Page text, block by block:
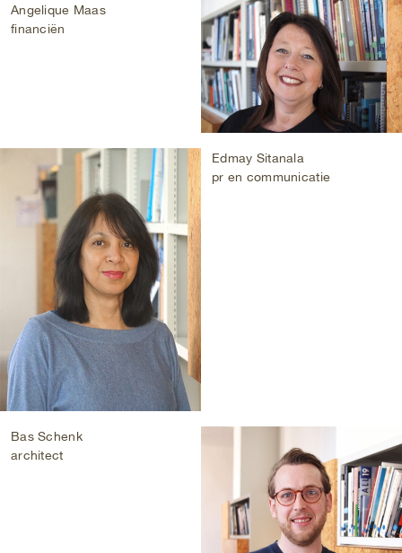
Angelique Maas
financiën
Edmay Sitanala
pr en communicatie
Bas Schenk
architect